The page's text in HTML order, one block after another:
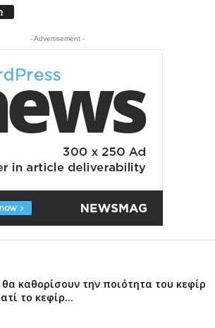
- Advertisement -
καθορίσουν την ποιότητα του κεφίρ
το κεφίρ...